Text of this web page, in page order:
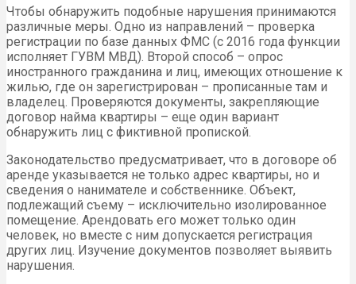
Чтобы обнаружить подобные нарушения принимаются
различные меры. Одно из направлений – проверка
регистрации по базе данных ФМС (с 2016 года функции
исполняет ГУВМ МВД). Второй способ – опрос
иностранного гражданина и лиц, имеющих отношение к
жилью, где он зарегистрирован – прописанные там и
владелец. Проверяются документы, закрепляющие
договор найма квартиры – еще один вариант
обнаружить лиц с фиктивной пропиской.
Законодательство предусматривает, что в договоре об
аренде указывается не только адрес квартиры, но и
сведения о нанимателе и собственнике. Объект,
подлежащий съему – исключительно изолированное
помещение. Арендовать его может только один
человек, но вместе с ним допускается регистрация
других лиц. Изучение документов позволяет выявить
нарушения.